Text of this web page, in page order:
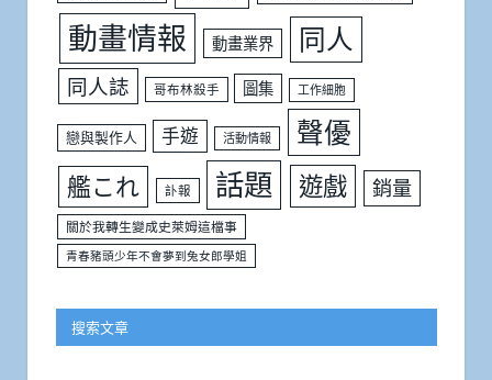
動畫情報 動畫業界 同人
同人誌 哥布林殺手 圖集 工作細胞
戀與製作人 手遊 活動情報 聲優
艦これ 訃報 話題 遊戲 銷量
關於我轉生變成史萊姆這檔事
青春豬頭少年不會夢到兔女郎學姐
搜索文章